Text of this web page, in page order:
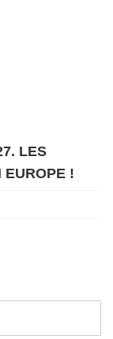
LES
EUROPE !